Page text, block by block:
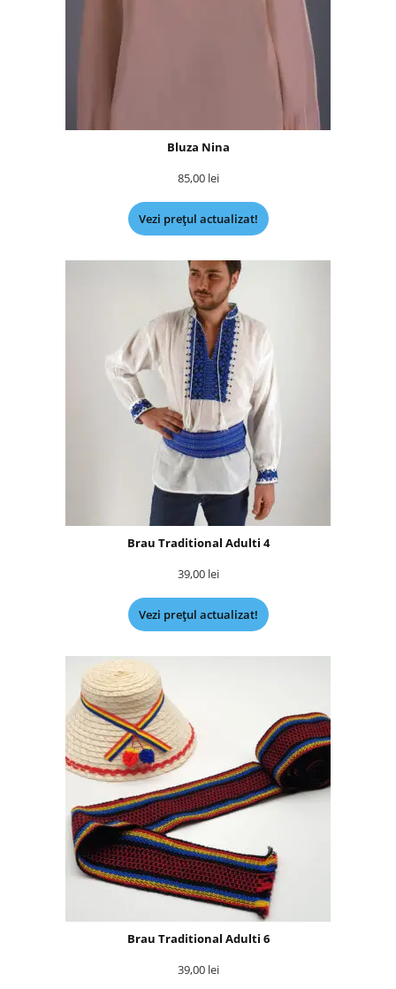
Bluza Nina
85,00 lei
Vezi prețul actualizat!
Brau Traditional Adulti 4
39,00 lei
Vezi prețul actualizat!
Brau Traditional Adulti 6
39,00 lei